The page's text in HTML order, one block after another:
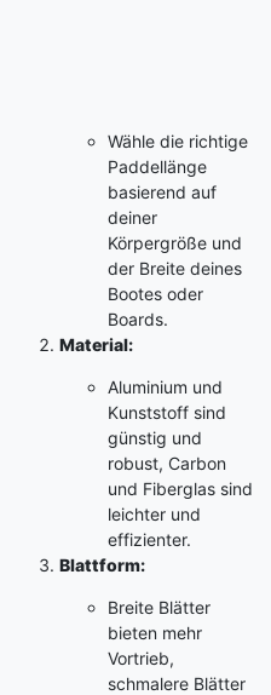
Wähle die richtige
Paddellänge
basierend auf
deiner
Körpergröße und
der Breite deines
Bootes oder
Boards.
Material:
Aluminium und
Kunststoff sind
günstig und
robust, Carbon
und Fiberglas sind
leichter und
effizienter.
Blattform:
Breite Blätter
bieten mehr
Vortrieb,
schmalere Blätter